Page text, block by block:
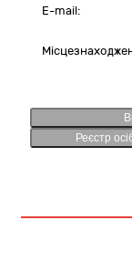
E-mail:
Реєстр